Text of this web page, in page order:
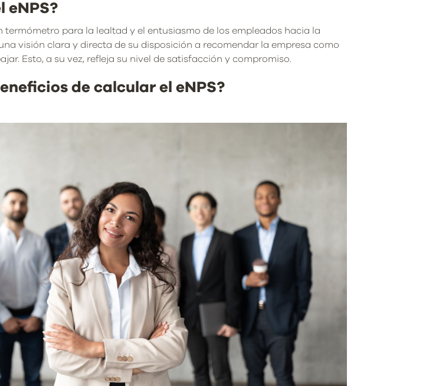
eNPS?
termómetro para la lealtad y el entusiasmo de los empleados hacia la
visión clara y directa de su disposición a recomendar la empresa como
Esto, a su vez, refleja su nivel de satisfacción y compromiso.
de calcular el eNPS?